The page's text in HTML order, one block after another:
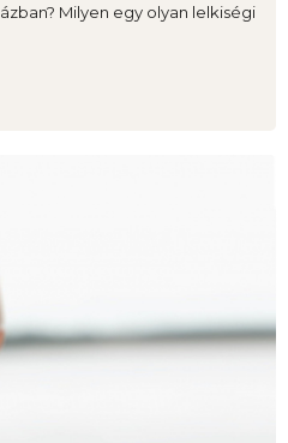
Milyen egy olyan lelkiségi